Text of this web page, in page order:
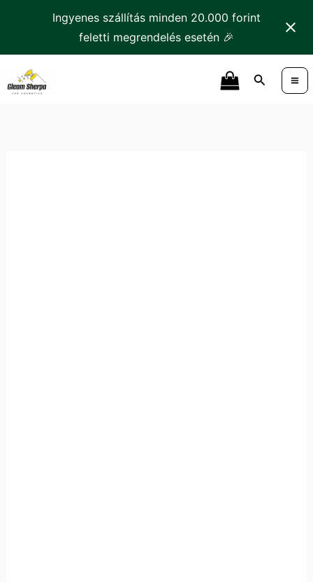
Ingyenes szállítás minden 20.000 forint
feletti megrendelés esetén 🎉
content
Search
EVOS